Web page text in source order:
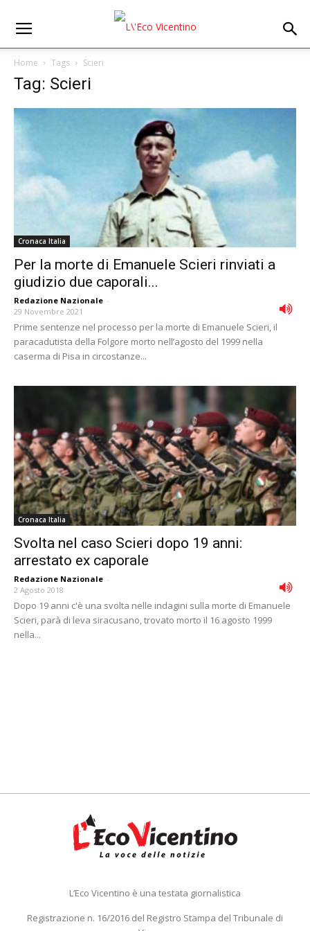
Home Tags Scieri
Tag: Scieri
Cronaca Italia
Per la morte di Emanuele Scieri rinviati a
giudizio due caporali...
Redazione Nazionale -
29 Novembre 2021
Prime sentenze nel processo per la morte di Emanuele Scieri, il
paracadutista della Folgore morto nell’agosto del 1999 nella
caserma di Pisa in circostanze...
Cronaca Italia
Svolta nel caso Scieri dopo 19 anni:
arrestato ex caporale
Redazione Nazionale -
2 Agosto 2018
Dopo 19 anni c'è una svolta nelle indagini sulla morte di Emanuele
Scieri, parà di leva siracusano, trovato morto il 16 agosto 1999
nella...
L’Eco Vicentino è una testata giornalistica
Registrazione n. 16/2016 del Registro Stampa del Tribunale di